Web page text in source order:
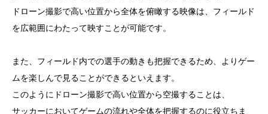
ドローン撮影で高い位置から全体を俯瞰する映像は、フィールド
を広範囲にわたって映すことが可能です。
また、フィールド内での選手の動きも把握できるため、よりゲー
ムを楽しんで見ることができるといえます。
このようにドローン撮影で高い位置から空撮することは、
サッカーにおいてゲームの流れや全体を把握するのに役立ちま